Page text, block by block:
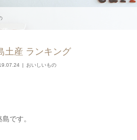
土産 ランキング
おいしいもの
です。